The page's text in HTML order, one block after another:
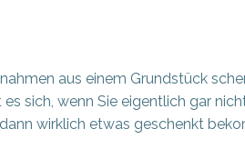
aus einem Grundstück
sich, wenn Sie eigentlich gar
wirklich etwas geschenkt